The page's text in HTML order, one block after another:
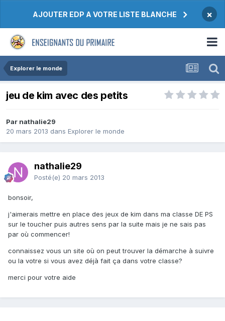
AJOUTER EDP A VOTRE LISTE BLANCHE ×
Explorer le monde
jeu de kim avec des petits
Par nathalie29
20 mars 2013 dans Explorer le monde
nathalie29
Posté(e) 20 mars 2013
bonsoir,
j'aimerais mettre en place des jeux de kim dans ma classe DE PS
sur le toucher puis autres sens par la suite mais je ne sais pas
par où commencer!
connaissez vous un site où on peut trouver la démarche à suivre
ou la votre si vous avez déjà fait ça dans votre classe?
merci pour votre aide